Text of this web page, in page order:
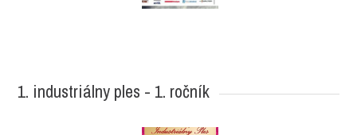
1. industriálny ples - 1. ročník